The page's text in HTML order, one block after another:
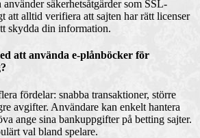
säkerhetsåtgärder som SSL-
att alltid verifiera att sajten har rätt licenser
skydda din information.
att använda e-plånböcker för
fördelar: snabba transaktioner, större
avgifter. Användare kan enkelt hantera
ange sina bankuppgifter på betting sajter.
val bland spelare.